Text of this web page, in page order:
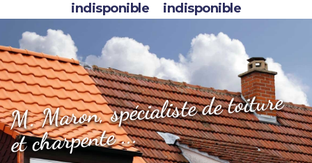
indisponible indisponible
M. Maron, spécialiste de toiture
et charpente ...